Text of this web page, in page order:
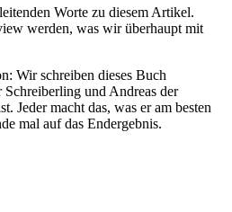
Worte zu diesem Artikel.
werden, was wir überhaupt mit
Wir schreiben dieses Buch
und Andreas der
Jeder macht das, was er am besten
mal auf das Endergebnis.